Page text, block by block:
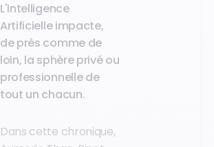
L'Intelligence
Artificielle impacte,
de près comme de
loin, la sphère privé ou
professionnelle de
tout un chacun.
Dans cette chronique,